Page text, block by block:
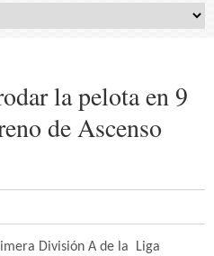
la pelota en 9
de Ascenso
División A de la Liga